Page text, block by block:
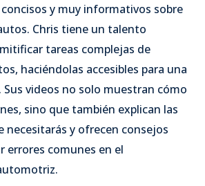
y muy informativos sobre
Chris tiene un talento
tareas complejas de
haciéndolas accesibles para una
Sus videos no solo muestran cómo
sino que también explican las
necesitarás y ofrecen consejos
errores comunes en el